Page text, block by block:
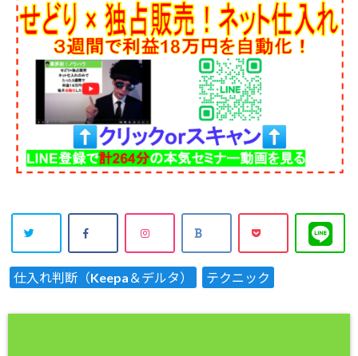
仕入れ判断（Keepa＆デルタ） テクニック